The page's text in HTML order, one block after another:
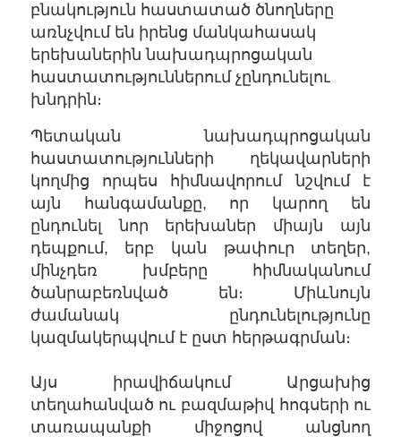
բնակություն հաստատած ծնողները
առնչվում են իրենց մանկահասակ
երեխաներին նախադպրոցական
հաստատություններում չընդունելու
խնդրին։
Պետական նախադպրոցական
հաստատությունների ղեկավարների
կողմից որպես հիմնավորում նշվում է
այն հանգամանքը, որ կարող են
ընդունել նոր երեխաներ միայն այն
դեպքում, երբ կան թափուր տեղեր,
մինչդեռ խմբերը հիմնականում
ծանրաբեռնված են։ Միևնույն
ժամանակ ընդունելությունը
կազմակերպվում է ըստ հերթագրման։
Այս իրավիճակում Արցախից
տեղահանված ու բազմաթիվ հոգսերի ու
տառապանքի միջոցով անցնող